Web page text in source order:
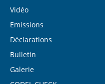
Vidéo
Emissions
Déclarations
Bulletin
Galerie